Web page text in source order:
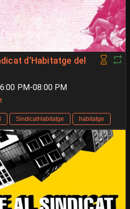
d'Habitatge del
PM-08:00 PM
SindicatHabitatge habitatge